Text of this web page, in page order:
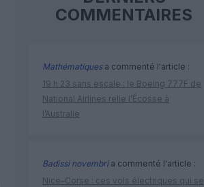
COMMENTAIRES
Mathématiquesa commenté l'article :
19 h 23 sans escale : le Boeing 777F de
National Airlines relie l’Écosse à
l’Australie
Badissi novembria commenté l'article :
Nice–Corse : ces vols électriques qui se